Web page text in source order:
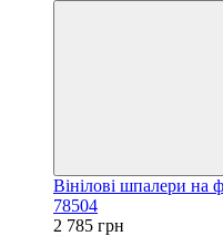
Вінілові шпалери на
78504
2 785 грн